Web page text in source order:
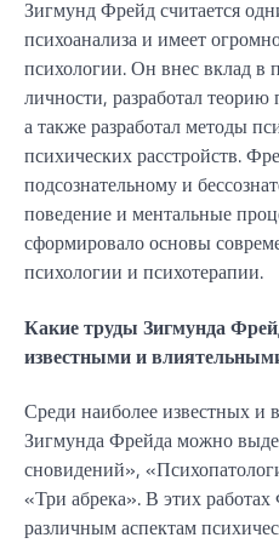
Зигмунд Фрейд считается
психоанализа и имеет
психологии. Он внес вклад в
личности, разработал теорию
а также разработал методы
психических расстройств.
подсознательному и
поведение и ментальные
сформировало основы
психологии и психотерапии.
Какие труды Зигмунда
известными и
Среди наиболее известных и
Зигмунда Фрейда можно
сновидений»,
«Три абрека». В этих
различным аспектам